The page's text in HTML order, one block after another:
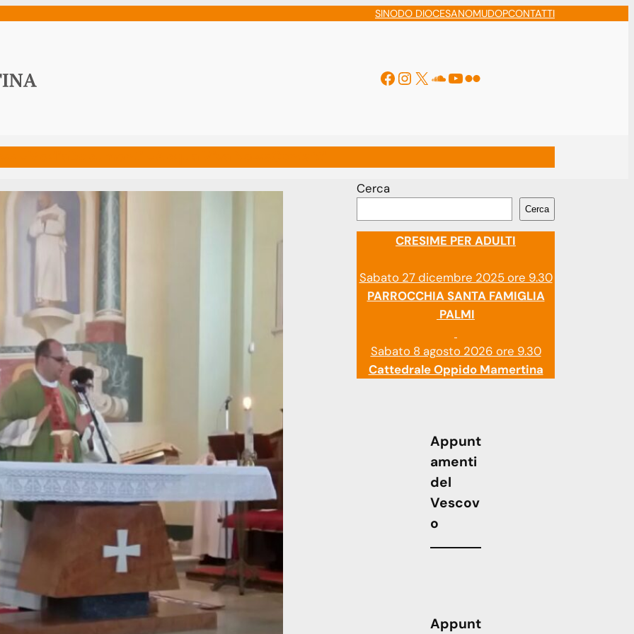
SINODO DIOCESANOMUDOPCONTATTI
Facebook
Instagram
X Soundcloud
YouTube
Flickr
Cerca
Cerca
CRESIME PER ADULTI
Sabato 27 dicembre 2025 ore 9.30
PARROCCHIA SANTA FAMIGLIA
PALMI
Sabato 8 agosto 2026 ore 9.30
Cattedrale Oppido Mamertina
Appunt
amenti
del
Vescov
o
Appunt